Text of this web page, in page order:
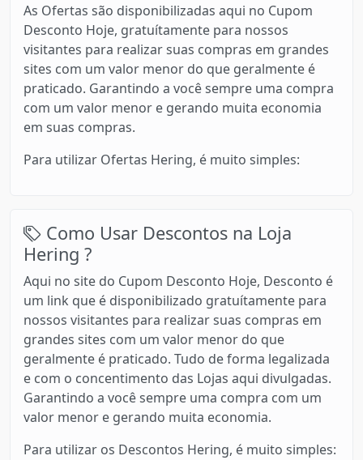
As Ofertas são disponibilizadas aqui no Cupom
Desconto Hoje, gratuítamente para nossos
visitantes para realizar suas compras em grandes
sites com um valor menor do que geralmente é
praticado. Garantindo a você sempre uma compra
com um valor menor e gerando muita economia
em suas compras.
Para utilizar Ofertas Hering, é muito simples:
Como Usar Descontos na Loja
Hering ?
Aqui no site do Cupom Desconto Hoje, Desconto é
um link que é disponibilizado gratuítamente para
nossos visitantes para realizar suas compras em
grandes sites com um valor menor do que
geralmente é praticado. Tudo de forma legalizada
e com o concentimento das Lojas aqui divulgadas.
Garantindo a você sempre uma compra com um
valor menor e gerando muita economia.
Para utilizar os Descontos Hering, é muito simples: